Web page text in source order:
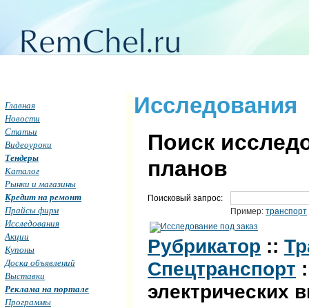
Исследования
Поиск
планов
Поисковый запрос:
Пример: транспорт
Рубрикатор ::
Спецтранспорт
электрических
Главная
Новости
Статьи
Видеоуроки
Тендеры
Каталог
Рынки и магазины
Кредит на ремонт
Прайсы фирм
Исследования
Акции
Купоны
Доска объявлений
Выставки
Реклама на портале
Программы